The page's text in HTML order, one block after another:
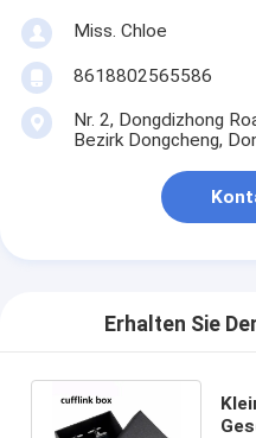
Miss. Chloe
8618802565586
Nr. 2, Dongdizhong
Bezirk Dongcheng,
Erhalten Sie